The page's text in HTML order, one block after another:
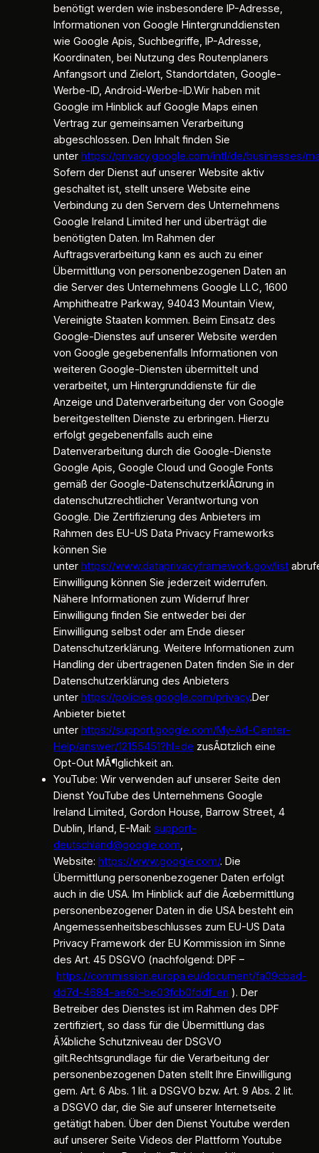
benötigt werden wie insbesondere IP-Adresse,
Informationen von Google Hintergrunddiensten
wie Google Apis, Suchbegriffe, IP-Adresse,
Koordinaten, bei Nutzung des Routenplaners
Anfangsort und Zielort, Standortdaten, Google-
Werbe-ID, Android-Werbe-ID.Wir haben mit
Google im Hinblick auf Google Maps einen
Vertrag zur gemeinsamen Verarbeitung
abgeschlossen. Den Inhalt finden Sie
unter https://privacy.google.com/intl/de/businesses/
Sofern der Dienst auf unserer Website aktiv
geschaltet ist, stellt unsere Website eine
Verbindung zu den Servern des Unternehmens
Google Ireland Limited her und überträgt die
benötigten Daten. Im Rahmen der
Auftragsverarbeitung kann es auch zu einer
Übermittlung von personenbezogenen Daten an
die Server des Unternehmens Google LLC, 1600
Amphitheatre Parkway, 94043 Mountain View,
Vereinigte Staaten kommen. Beim Einsatz des
Google-Dienstes auf unserer Website werden
von Google gegebenenfalls Informationen von
weiteren Google-Diensten übermittelt und
verarbeitet, um Hintergrunddienste für die
Anzeige und Datenverarbeitung der von Google
bereitgestellten Dienste zu erbringen. Hierzu
erfolgt gegebenenfalls auch eine
Datenverarbeitung durch die Google-Dienste
Google Apis, Google Cloud und Google Fonts
gemäß der Google-DatenschutzerklÃ¤rung in
datenschutzrechtlicher Verantwortung von
Google. Die Zertifizierung des Anbieters im
Rahmen des EU-US Data Privacy Frameworks
können Sie
unter https://www.dataprivacyframework.gov/list
Einwilligung können Sie jederzeit widerrufen.
Nähere Informationen zum Widerruf Ihrer
Einwilligung finden Sie entweder bei der
Einwilligung selbst oder am Ende dieser
Datenschutzerklärung. Weitere Informationen zum
Handling der übertragenen Daten finden Sie in der
Datenschutzerklärung des Anbieters
unter https://policies.google.com/privacy.Der
Anbieter bietet
unter https://support.google.com/My-Ad-Center-
Help/answer/12155451?hl=de zusÃ¤tzlich eine
Opt-Out MÃ¶glichkeit an.
YouTube: Wir verwenden auf unserer Seite den
Dienst YouTube des Unternehmens Google
Ireland Limited, Gordon House, Barrow Street, 4
Dublin, Irland, E-Mail: support-
deutschland@google.com,
Website: https://www.google.com/. Die
Übermittlung personenbezogener Daten erfolgt
auch in die USA. Im Hinblick auf die Ãœbermittlung
personenbezogener Daten in die USA besteht ein
Angemessenheitsbeschlusses zum EU-US Data
Privacy Framework der EU Kommission im Sinne
des Art. 45 DSGVO (nachfolgend: DPF –
https://commission.europa.eu/document/fa09cbad-
dd7d-4684-ae60-be03fcb0fddf_en ). Der
Betreiber des Dienstes ist im Rahmen des DPF
zertifiziert, so dass für die Übermittlung das
Ã¼bliche Schutzniveau der DSGVO
gilt.Rechtsgrundlage für die Verarbeitung der
personenbezogenen Daten stellt Ihre Einwilligung
gem. Art. 6 Abs. 1 lit. a DSGVO bzw. Art. 9 Abs. 2 lit.
a DSGVO dar, die Sie auf unserer Internetseite
getätigt haben. Über den Dienst Youtube werden
auf unserer Seite Videos der Plattform Youtube